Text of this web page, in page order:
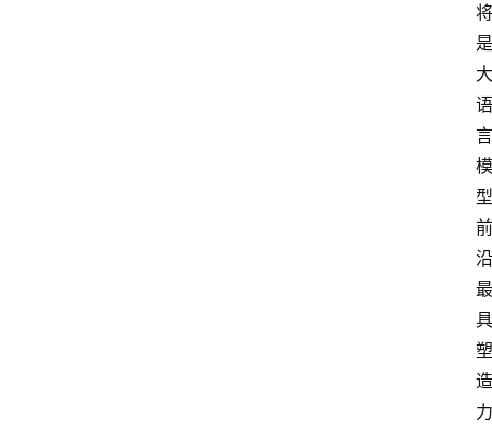
将
是
大
语
言
模
型
前
沿
最
具
塑
造
力